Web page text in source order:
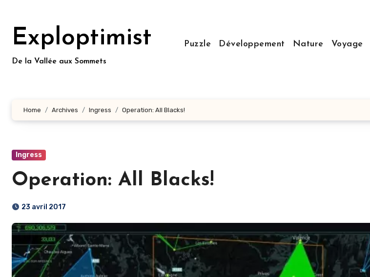
contenu
principalExploptimist
De la Vallée aux Sommets
Puzzle Développement Nature Voyage
Home Archives Ingress Operation: All Blacks!
Ingress
Operation: All Blacks!
23 avril 2017